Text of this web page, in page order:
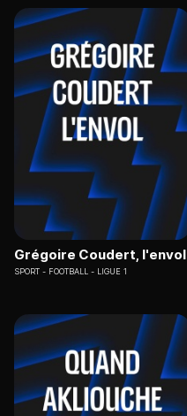
Grégoire Coudert, l'envol
SPORT FOOTBALL - LIGUE 1